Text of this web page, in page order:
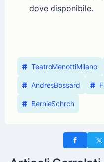
dove disponibile.
TeatroMenottiMilano
AndresBossard
BernieSchrch